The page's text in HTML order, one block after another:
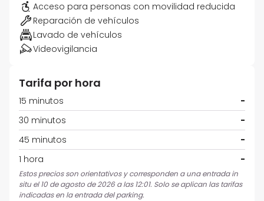
Acceso para personas con movilidad reducida
Reparación de vehículos
Lavado de vehículos
Videovigilancia
Tarifa por hora
15 minutos
-
30 minutos
-
45 minutos
-
1 hora
-
Estos precios son orientativos y corresponden a una entrada in
situ el 10 de agosto de 2026 a las 12:01. Solo se aplican las tarifas
indicadas en la entrada del parking.